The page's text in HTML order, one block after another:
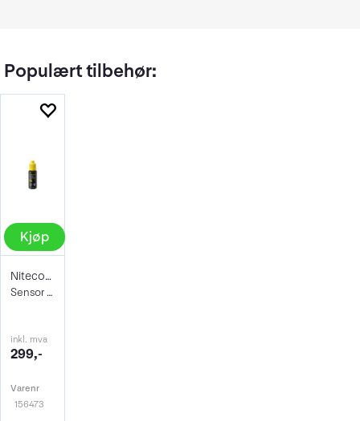
Populært tilbehør:
Kjøp
Nitecore Sensor Cleaning Fluid PRO 20ml
Sensor Rensevæske for Sensor Swab
inkl. mva
299,-
Varenr
156473